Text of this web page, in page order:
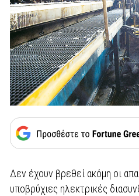
Δεν έχουν βρεθεί ακόμη οι
υποβρύχιες ηλεκτρικές